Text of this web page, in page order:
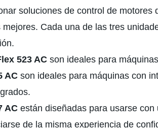
soluciones de control de
Cada una de las tres
523 AC son ideales para
AC son ideales para máquinas con
AC están diseñadas para usarse
de la misma experiencia de